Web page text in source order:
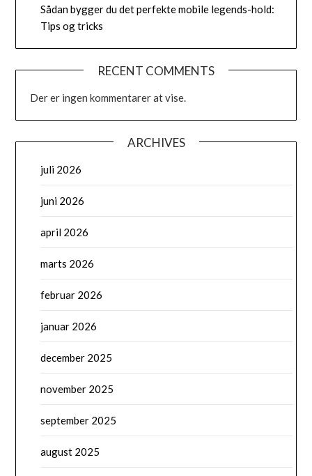
Sådan bygger du det perfekte mobile legends-hold:
Tips og tricks
RECENT COMMENTS
Der er ingen kommentarer at vise.
ARCHIVES
juli 2026
juni 2026
april 2026
marts 2026
februar 2026
januar 2026
december 2025
november 2025
september 2025
august 2025